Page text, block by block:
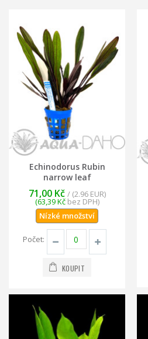
Echinodorus Rubin
narrow leaf
71,00 Kč / (2.96 EUR)
(63,39 Kčbez DPH)
Nízké množství
Počet:
KOUPIT